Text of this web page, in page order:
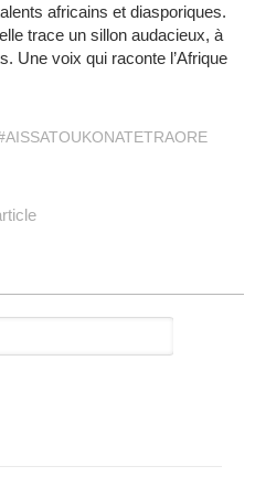
africains et diasporiques.
trace un sillon audacieux, à
Une voix qui raconte l’Afrique